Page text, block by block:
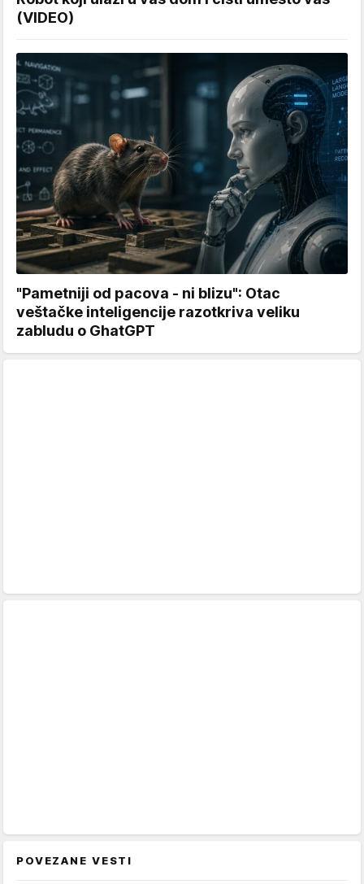
(VIDEO)
"Pametniji od pacova - ni blizu": Otac
veštačke inteligencije razotkriva veliku
zabludu o GhatGPT
POVEZANE VESTI